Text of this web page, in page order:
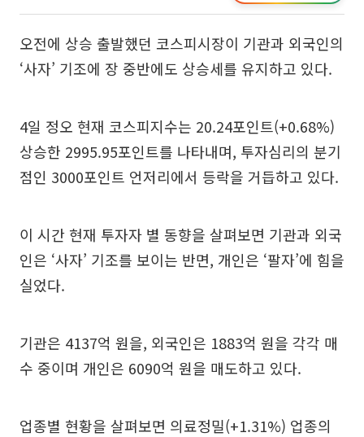
오전에 상승 출발했던 코스피시장이 기관과 외국인의
‘사자’ 기조에 장 중반에도 상승세를 유지하고 있다.
4일 정오 현재 코스피지수는 20.24포인트(+0.68%)
상승한 2995.95포인트를 나타내며, 투자심리의 분기
점인 3000포인트 언저리에서 등락을 거듭하고 있다.
이 시간 현재 투자자 별 동향을 살펴보면 기관과 외국
인은 ‘사자’ 기조를 보이는 반면, 개인은 ‘팔자’에 힘을
실었다.
기관은 4137억 원을, 외국인은 1883억 원을 각각 매
수 중이며 개인은 6090억 원을 매도하고 있다.
업종별 현황을 살펴보면 의료정밀(+1.31%) 업종의